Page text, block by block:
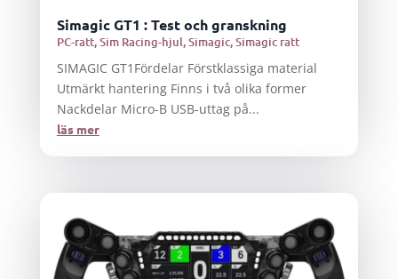
Simagic GT1 : Test och granskning
PC-ratt,Sim Racing-hjul,Simagic,Simagic ratt
SIMAGIC GT1Fördelar Förstklassiga material
Utmärkt hantering Finns i två olika former
Nackdelar Micro-B USB-uttag på...
läs mer